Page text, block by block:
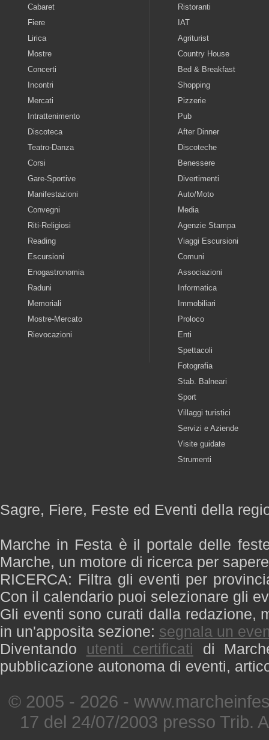
Cabaret
Fiere
Lirica
Mostre
Concerti
Incontri
Mercati
Intrattenimento
Discoteca
Teatro-Danza
Corsi
Gare-Sportive
Manifestazioni
Convegni
Riti-Religiosi
Reading
Escursioni
Enogastronomia
Raduni
Memoriali
Mostre-Mercato
Rievocazioni
Ristoranti
IAT
Agriturist
Country House
Bed & Breakfast
Shopping
Pizzerie
Pub
After Dinner
Discoteche
Benessere
Divertimenti
Auto/Moto
Media
Agenzie Stampa
Viaggi Escursioni
Comuni
Associazioni
Informatica
Immobiliari
Proloco
Enti
Spettacoli
Fotografia
Stab. Balneari
Sport
Villaggi turistici
Servizi e Aziende
Visite guidate
Strumenti
Sagre, Fiere, Feste ed Eventi della
Marche in Festa è il portale delle
Marche, un motore di ricerca per
RICERCA: Filtra gli eventi per
Con il calendario puoi selezionare gli
Gli eventi sono curati dalla redazione,
in un'apposita sezione: segnala un
Diventando utenti certificati di
pubblicazione autonoma di eventi,
© 2005 - 2026 -
17 del 24/07/2003 presso Trib.